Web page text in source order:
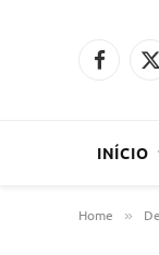
Facebook
X
INÍCIO
Home »